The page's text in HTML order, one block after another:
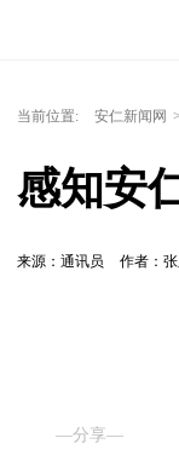
当前位置: 安仁新闻网 >
感知安
来源：通讯员 作者：
—分享—